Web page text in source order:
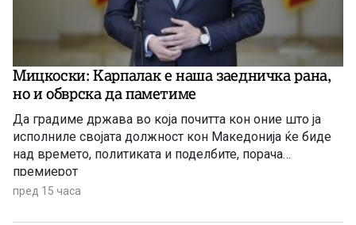
Мицкоски: Карпалак е наша заедничка рана,
но и обврска да паметиме
Да градиме држава во која почитта кон оние што ја
исполниле својата должност кон Македонија ќе биде
над времето, политиката и поделбите, порача
премиерот
пред 15 часа